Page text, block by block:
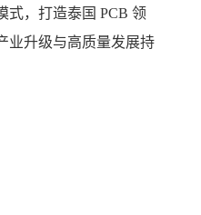
式，打造泰国 PCB 领
业升级与高质量发展持